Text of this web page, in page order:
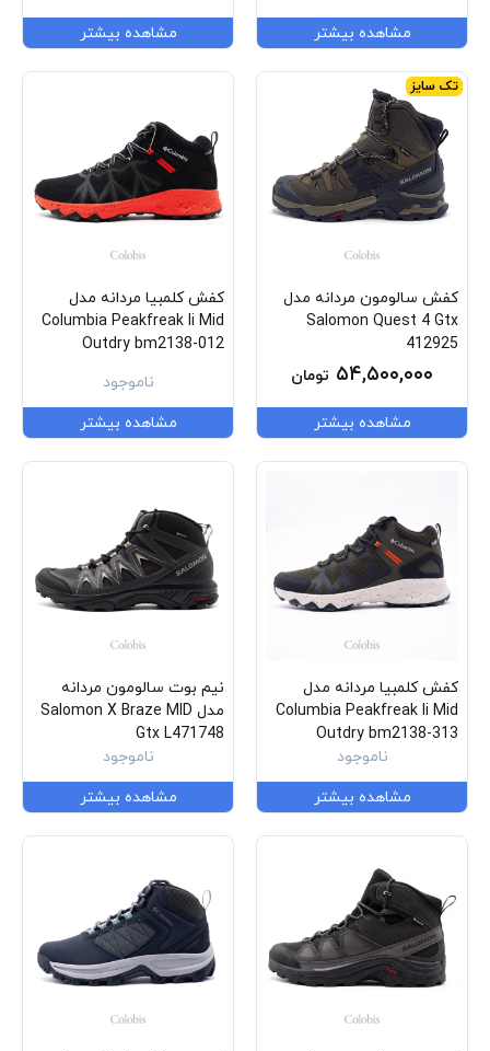
مشاهده بیشتر مشاهده بیشتر
تک سایز
کفش سالومون مردانه مدل
Salomon Quest 4 Gtx
412925
۵۴,۵۰۰,۰۰۰ تومان
مشاهده بیشتر
کفش کلمبیا مردانه مدل
Columbia Peakfreak Ii Mid
Outdry bm2138-012
ناموجود
مشاهده بیشتر
کفش کلمبیا مردانه مدل
Columbia Peakfreak Ii Mid
Outdry bm2138-313
ناموجود
مشاهده بیشتر
نیم بوت سالومون مردانه
مدل Salomon X Braze MID
Gtx L471748
ناموجود
مشاهده بیشتر